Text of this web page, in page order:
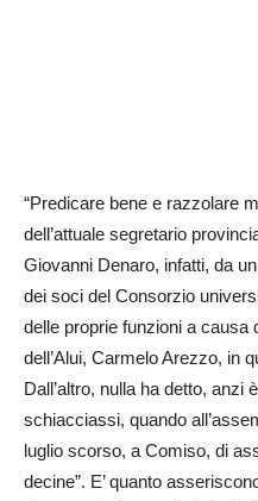
“Predicare bene e razzolare
dell’attuale segretario
Giovanni Denaro, infatti, da
dei soci del Consorzio
delle proprie funzioni a causa
dell’Alui, Carmelo Arezzo, in
Dall’altro, nulla ha detto, anzi
schiacciassi, quando
luglio scorso, a Comiso, di
decine”. E’ quanto